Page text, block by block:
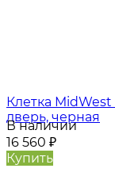
Клетка MidWest
дверь, черная
В наличии
16 560 ₽
Купить